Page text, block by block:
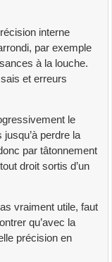
interne
par exemple
à la louche.
et erreurs
le
perdre la
par tâtonnement
droit sortis d’un
vraiment utile, faut
qu’avec la
précision en